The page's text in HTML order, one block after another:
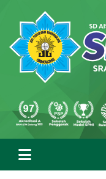
content
SD
Gemolong